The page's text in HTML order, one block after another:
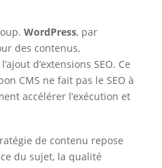
WordPress, par
des contenus,
d’extensions SEO. Ce
CMS ne fait pas le SEO à
accélérer l’exécution et
de contenu repose
du sujet, la qualité